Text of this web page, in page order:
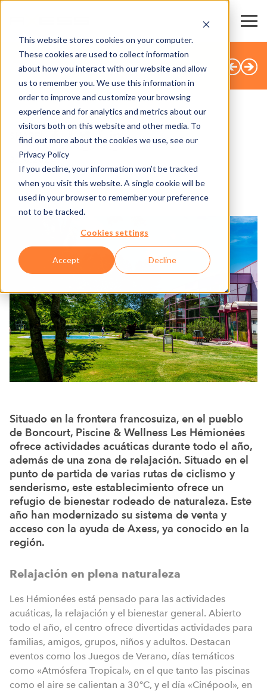
This website stores cookies on your computer.
These cookies are used to collect information
about how you interact with our website and allow
us to remember you. We use this information in
order to improve and customize your browsing
experience and for analytics and metrics about our
visitors both on this website and other media. To
find out more about the cookies we use, see our
Privacy Policy
If you decline, your information won’t be tracked
when you visit this website. A single cookie will be
used in your browser to remember your preference
not to be tracked.
Cookies settings
Accept Decline
TODAS LAS NOTICIAS
SHARE
3.10.2024
Mirando al futuro con Axess
Situado en la frontera francosuiza, en el pueblo
de Boncourt, Piscine & Wellness Les Hémionées
ofrece actividades acuáticas durante todo el año,
además de una zona de relajación. Situado en el
punto de partida de varias rutas de ciclismo y
senderismo, este establecimiento ofrece un
refugio de bienestar rodeado de naturaleza. Este
año han modernizado su sistema de venta y
acceso con la ayuda de Axess, ya conocido en la
región.
Relajación en plena naturaleza
Les Hémionées está pensado para las actividades
acuáticas, la relajación y el bienestar general. Abierto
todo el año, el centro ofrece divertidas actividades para
familias, amigos, grupos, niños y adultos. Destacan
eventos como los Juegos de Verano, días temáticos
como «Atmósfera Tropical», en el que tanto las piscinas
como el aire se calientan a 30°C, y el día «Cinépool», en